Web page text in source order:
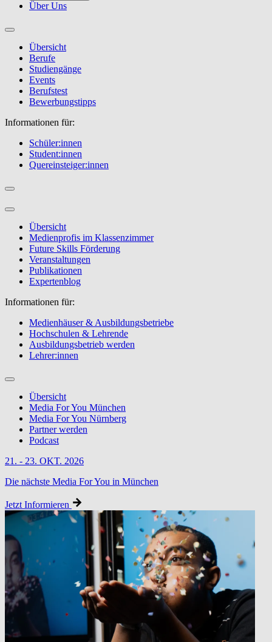
Über Uns
Übersicht
Berufe
Studiengänge
Events
Berufstest
Bewerbungstipps
Informationen für:
Schüler:innen
Student:innen
Quereinsteiger:innen
Übersicht
Medienprofis im Klassenzimmer
Future Skills Förderung
Veranstaltungen
Publikationen
Expertenblog
Informationen für:
Medienhäuser & Ausbildungsbetriebe
Hochschulen & Lehrende
Ausbildungsbetrieb werden
Lehrer:innen
Übersicht
Media For You München
Media For You Nürnberg
Partner werden
Podcast
21. - 23. OKT. 2026
Die nächste Media For You in München
Jetzt Informieren